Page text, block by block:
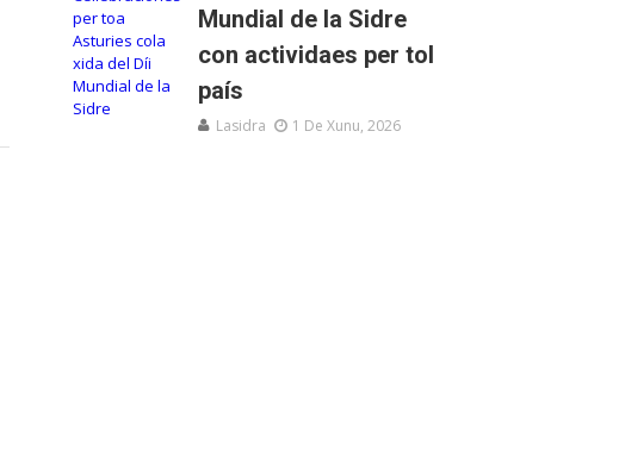
Mundial de la Sidre
con actividaes per tol
país
Lasidra 1 De Xunu, 2026